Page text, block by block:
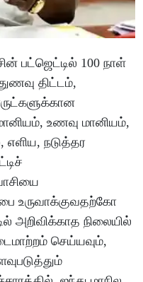
பட்ஜெட்டில் 100 நாள்
திட்டம்,
உணவு மானியம்,
எளிய, நடுத்தர
உருவாக்குவதற்கோ
அறிவிக்காத நிலையில்
செய்யவும்,